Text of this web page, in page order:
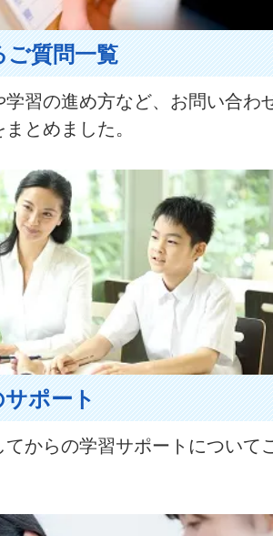
ご質問一覧
学習の進め方など、お問い合わ
とめました。
サポート
てからの学習サポートについて